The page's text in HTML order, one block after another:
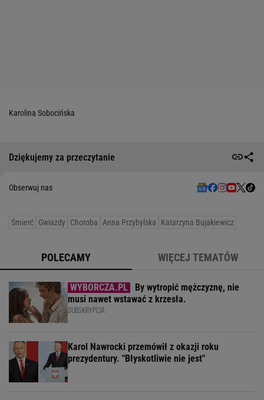
Karolina Sobocińska
Dziękujemy za przeczytanie
Obserwuj nas
Śmierć Gwiazdy Choroba Anna Przybylska Katarzyna Bujakiewicz
POLECAMY WIĘCEJ TEMATÓW
By wytropić mężczyznę, nie
musi nawet wstawać z krzesła.
SUBSKRYPCJA
Karol Nawrocki przemówił z okazji roku
prezydentury. "Błyskotliwie nie jest"